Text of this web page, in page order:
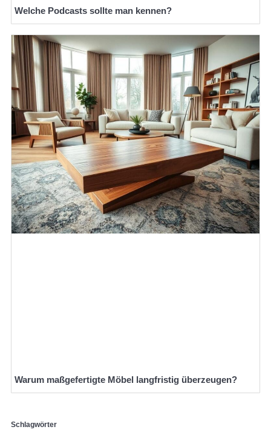
Welche Podcasts sollte man kennen?
Warum maßgefertigte Möbel langfristig überzeugen?
Schlagwörter